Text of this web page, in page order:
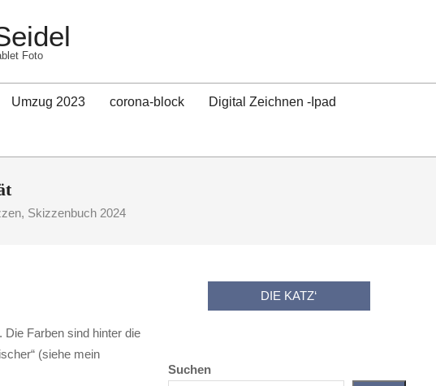
Foto
Umzug 2023 corona-block Digital Zeichnen -Ipad
, Skizzenbuch 2024
Die Farben sind hinter die
(siehe mein
DIE KATZ‘
Suchen